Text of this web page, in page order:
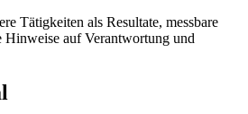
Tätigkeiten als Resultate, messbare
Hinweise auf Verantwortung und